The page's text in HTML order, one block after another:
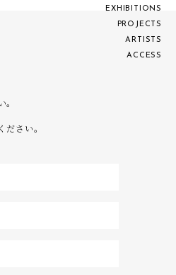
EX H B O NS
PRO EC TS
A R S TS
AC C ESS
。
ださい。